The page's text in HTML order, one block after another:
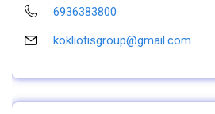
6936383800
kokliotisgroup@gmail.com